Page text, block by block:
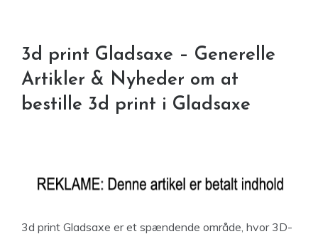
3d print Gladsaxe – Generelle
Artikler & Nyheder om at
bestille 3d print i Gladsaxe
3d print Gladsaxe er et spændende område, hvor 3D-